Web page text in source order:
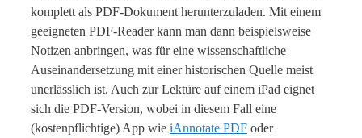
komplett als PDF-Dokument herunterzuladen. Mit einem
geeigneten PDF-Reader kann man dann beispielsweise
Notizen anbringen, was für eine wissenschaftliche
Auseinandersetzung mit einer historischen Quelle meist
unerlässlich ist. Auch zur Lektüre auf einem iPad eignet
sich die PDF-Version, wobei in diesem Fall eine
(kostenpflichtige) App wie iAnnotate PDF oder